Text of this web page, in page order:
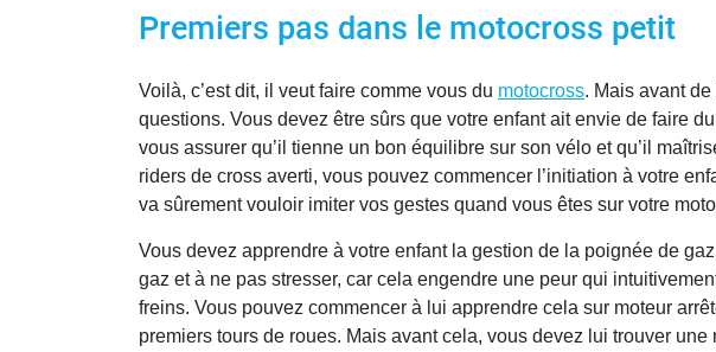
Premiers pas dans le motocross petit
Voilà, c’est dit, il veut faire comme vous du motocross. Mais avant
questions. Vous devez être sûrs que votre enfant ait envie de faire
vous assurer qu’il tienne un bon équilibre sur son vélo et qu’il
riders de cross averti, vous pouvez commencer l’initiation à votre
va sûrement vouloir imiter vos gestes quand vous êtes sur votre
Vous devez apprendre à votre enfant la gestion de la poignée de
gaz et à ne pas stresser, car cela engendre une peur qui
freins. Vous pouvez commencer à lui apprendre cela sur moteur
premiers tours de roues. Mais avant cela, vous devez lui trouver une